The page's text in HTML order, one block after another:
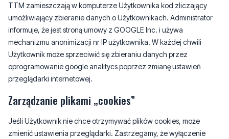
TTM zamieszczają w komputerze Użytkownika kod zliczający
umożliwiający zbieranie danych o Użytkownikach. Administrator
informuje, że jest stroną umowy z GOOGLE Inc. i używa
mechanizmu anonimizacji nr IP użytkownika. W każdej chwili
Użytkownik może sprzeciwić się zbieraniu danych przez
oprogramowanie google analitycs poprzez zmianę ustawień
przeglądarki internetowej.
Zarządzanie plikami „cookies”
Jeśli Użytkownik nie chce otrzymywać plików cookies, może
zmienić ustawienia przeglądarki. Zastrzegamy, że wyłączenie